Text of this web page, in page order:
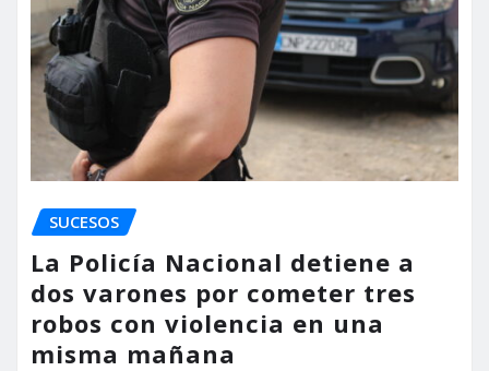
SUCESOS
La Policía Nacional detiene a
dos varones por cometer tres
robos con violencia en una
misma mañana